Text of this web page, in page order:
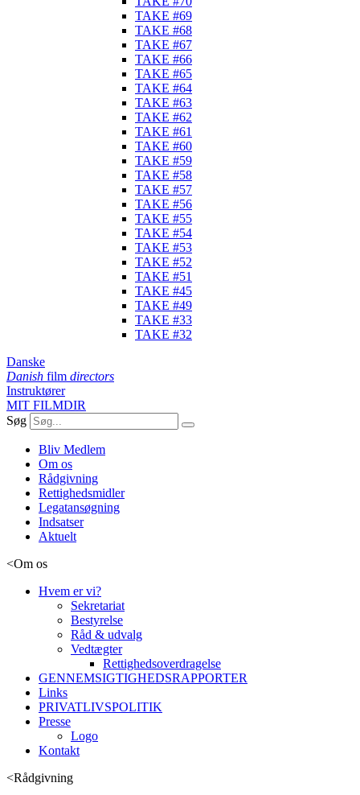
TAKE #69
TAKE #68
TAKE #67
TAKE #66
TAKE #65
TAKE #64
TAKE #63
TAKE #62
TAKE #61
TAKE #60
TAKE #59
TAKE #58
TAKE #57
TAKE #56
TAKE #55
TAKE #54
TAKE #53
TAKE #52
TAKE #51
TAKE #45
TAKE #49
TAKE #33
TAKE #32
Danske
Danish film directors
Instruktører
MIT FILMDIR
Søg
Bliv Medlem
Om os
Rådgivning
Rettighedsmidler
Legatansøgning
Indsatser
Aktuelt
<Om os
Hvem er vi?
Sekretariat
Bestyrelse
Råd & udvalg
Vedtægter
Rettighedsoverdragelse
GENNEMSIGTIGHEDSRAPPORTER
Links
PRIVATLIVSPOLITIK
Presse
Logo
Kontakt
<Rådgivning